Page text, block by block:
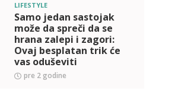
LIFESTYLE
Samo jedan sastojak
može da spreči da se
hrana zalepi i zagori:
Ovaj besplatan trik će
vas oduševiti
pre 2 godine